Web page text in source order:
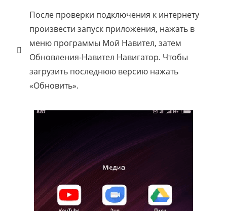
После проверки подключения к интернету
произвести запуск приложения, нажать в
меню программы Мой Навител, затем
Обновления-Навител Навигатор. Чтобы
загрузить последнюю версию нажать
«Обновить».